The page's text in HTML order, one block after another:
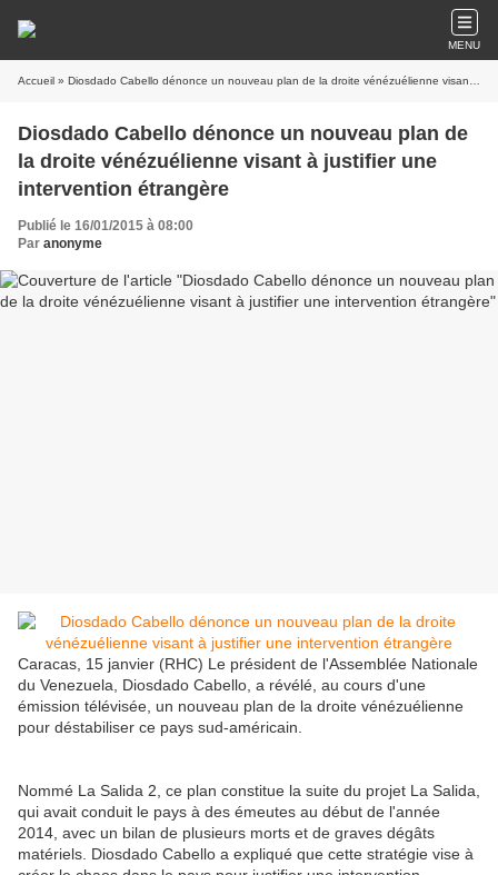
MENU
Accueil » Diosdado Cabello dénonce un nouveau plan de la droite vénézuélienne visant à justifier une intervention étrangère
Diosdado Cabello dénonce un nouveau plan de
la droite vénézuélienne visant à justifier une
intervention étrangère
Publié le 16/01/2015 à 08:00
Par anonyme
Caracas, 15 janvier (RHC) Le président de l'Assemblée Nationale
du Venezuela, Diosdado Cabello, a révélé, au cours d'une
émission télévisée, un nouveau plan de la droite vénézuélienne
pour déstabiliser ce pays sud-américain.
Nommé La Salida 2, ce plan constitue la suite du projet La Salida,
qui avait conduit le pays à des émeutes au début de l'année
2014, avec un bilan de plusieurs morts et de graves dégâts
matériels. Diosdado Cabello a expliqué que cette stratégie vise à